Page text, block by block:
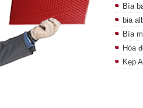
Bìa
bia
Bìa
Hóa
Kẹp